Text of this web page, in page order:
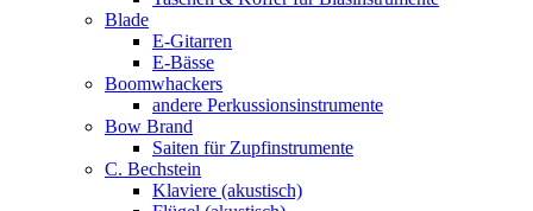
Blade
E-Gitarren
E-Bässe
Boomwhackers
andere Perkussionsinstrumente
Bow Brand
Saiten für Zupfinstrumente
C. Bechstein
Klaviere (akustisch)